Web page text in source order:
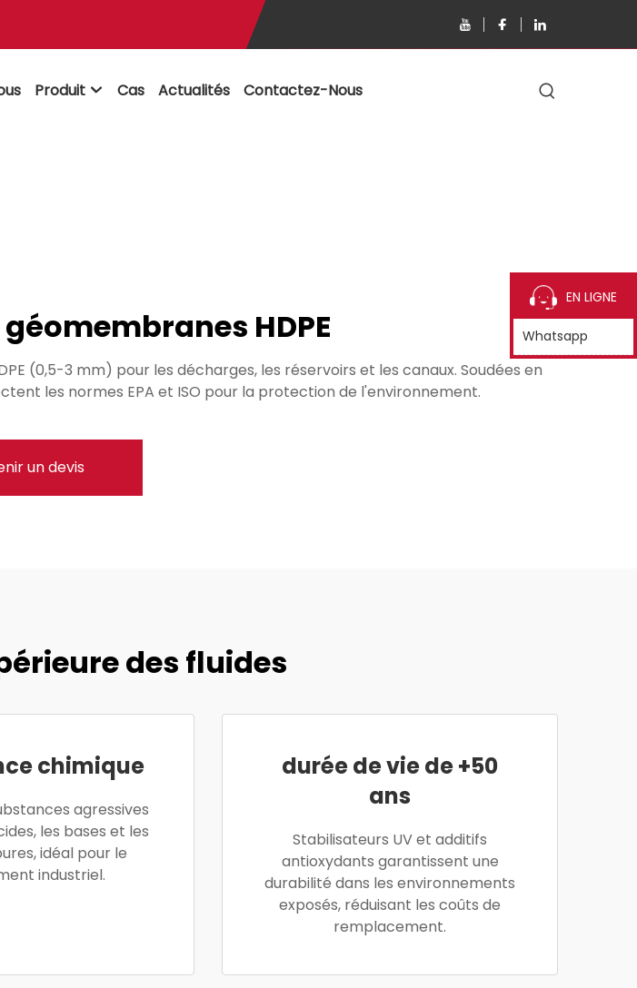
Produit  Cas Actualités Contactez-Nous
HDPE
(0,5-3 mm) pour les décharges, les réservoirs et les canaux. Soudées en
les normes EPA et ISO pour la protection de l'environnement.
un devis
des fluides
chimique
agressives
les bases et les
idéal pour le
industriel.
durée de vie de +50
ans
Stabilisateurs UV et additifs
antioxydants garantissent une
durabilité dans les environnements
exposés, réduisant les coûts de
remplacement.
EN LIGNE
Whatsapp